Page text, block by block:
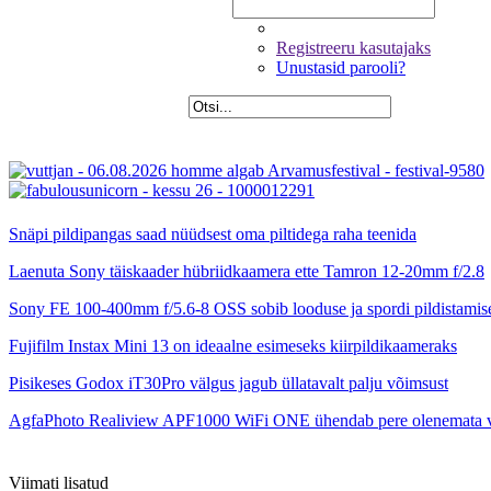
Registreeru kasutajaks
Unustasid parooli?
Snäpi pildipangas saad nüüdsest oma piltidega raha teenida
Laenuta Sony täiskaader hübriidkaamera ette Tamron 12-20mm f/2.8
Sony FE 100-400mm f/5.6-8 OSS sobib looduse ja spordi
Fujifilm Instax Mini 13 on ideaalne esimeseks kiirpildikaameraks
Pisikeses Godox iT30Pro välgus jagub üllatavalt palju võimsust
AgfaPhoto Realiview APF1000 WiFi ONE ühendab pere olenemata
Viimati lisatud